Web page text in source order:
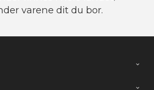
varene dit du bor.